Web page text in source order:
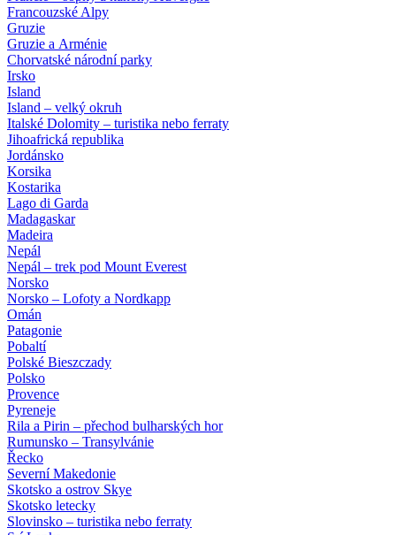
Francouzské Alpy
Gruzie
Gruzie a Arménie
Chorvatské národní parky
Irsko
Island
Island – velký okruh
Italské Dolomity – turistika nebo ferraty
Jihoafrická republika
Jordánsko
Korsika
Kostarika
Lago di Garda
Madagaskar
Madeira
Nepál
Nepál – trek pod Mount Everest
Norsko
Norsko – Lofoty a Nordkapp
Omán
Patagonie
Pobaltí
Polské Bieszczady
Polsko
Provence
Pyreneje
Rila a Pirin – přechod bulharských hor
Rumunsko – Transylvánie
Řecko
Severní Makedonie
Skotsko a ostrov Skye
Skotsko letecky
Slovinsko – turistika nebo ferraty